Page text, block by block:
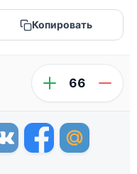
Копировать
66